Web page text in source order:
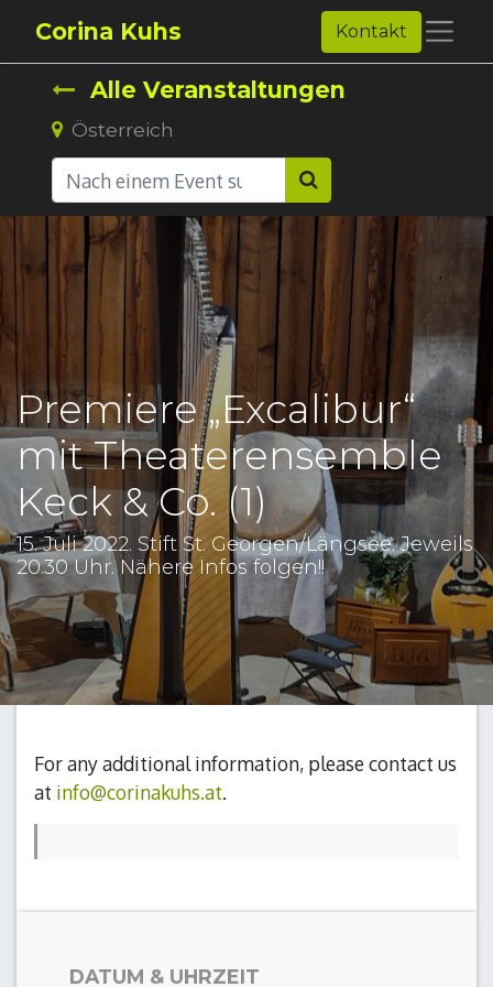
Corina Kuhs Kontakt
Alle Veranstaltungen
Österreich
Premiere „Excalibur“
mit Theaterensemble
Keck & Co. (1)
15. Juli 2022. Stift St. Georgen/Längsee. Jeweils
20.30 Uhr. Nähere Infos folgen!!
For any additional information, please contact us
at info@corinakuhs.at.
DATUM & UHRZEIT